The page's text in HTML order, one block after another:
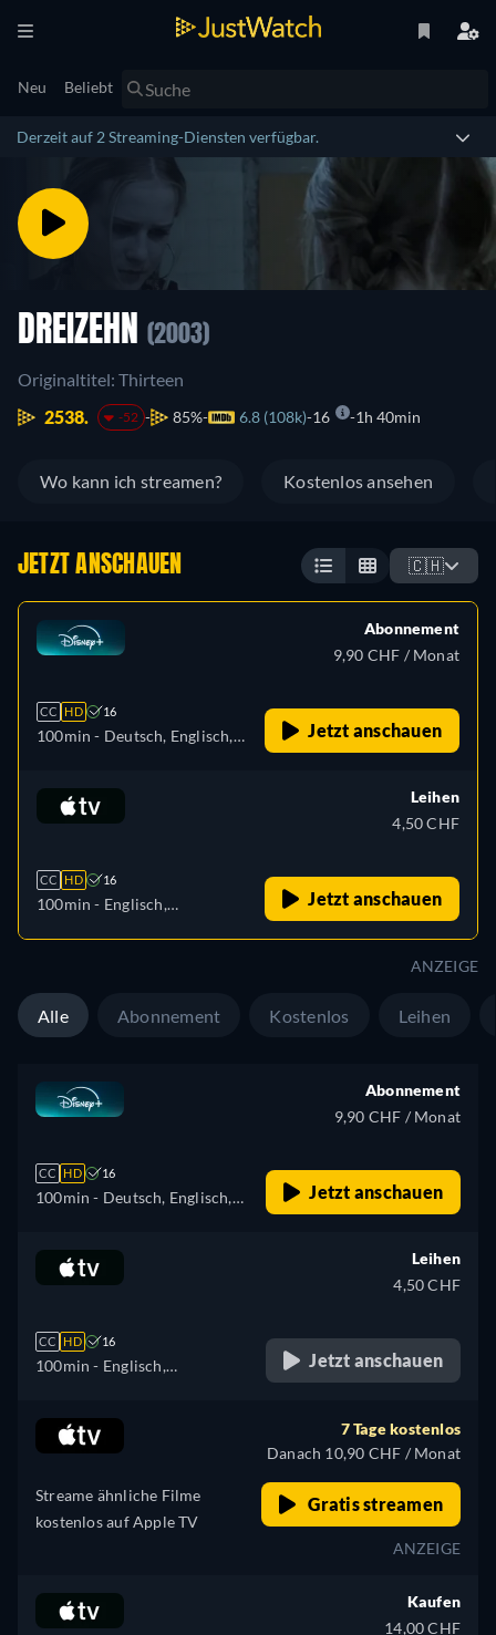
Neu Beliebt
Derzeit auf 2 Streaming-Diensten verfügbar.
DREIZEHN (2003)
Originaltitel: Thirteen
2538.
-52 85% 6.8 (108k) 16 1h 40min
Wo kann ich streamen? Kostenlos ansehen
JETZT ANSCHAUEN 🇨🇭
CC HD 16
100min - Deutsch, Englisch,
(Lateinamerika), Französisch,
Italienisch, Polnisch,
Türkisch
Abonnement
9,90 CHF / Monat
Jetzt anschauen
CC HD 16
100min - Englisch,
Leihen
4,50 CHF
Jetzt anschauen
ANZEIGE
Alle Abonnement Kostenlos Leihen
CC HD 16
100min - Deutsch, Englisch,
(Lateinamerika), Französisch,
Italienisch, Polnisch,
Türkisch
Abonnement
9,90 CHF / Monat
Jetzt anschauen
CC HD 16
100min - Englisch,
Leihen
4,50 CHF
Jetzt anschauen
Streame ähnliche Filme
kostenlos auf Apple TV
7 Tage kostenlos
Danach 10,90 CHF / Monat
Gratis streamen
ANZEIGE
Kaufen
14,00 CHF